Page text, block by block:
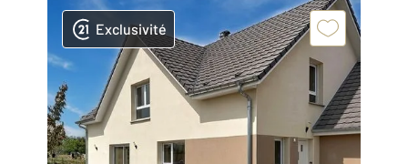
Exclusivité